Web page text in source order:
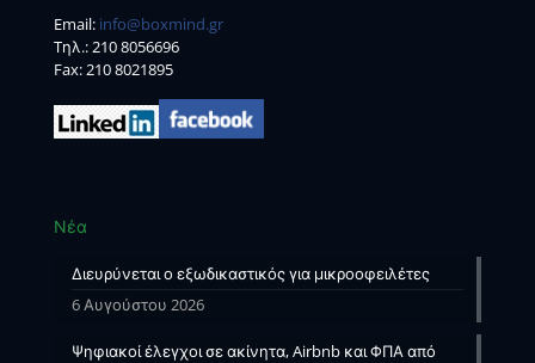
Email: info@boxmind.gr
Tηλ.:210 8056696
Fax: 210 8021895
Νέα
Διευρύνεται ο εξωδικαστικός για μικροοφειλέτες
6 Αυγούστου 2026
Ψηφιακοί έλεγχοι σε ακίνητα, Airbnb και ΦΠΑ από